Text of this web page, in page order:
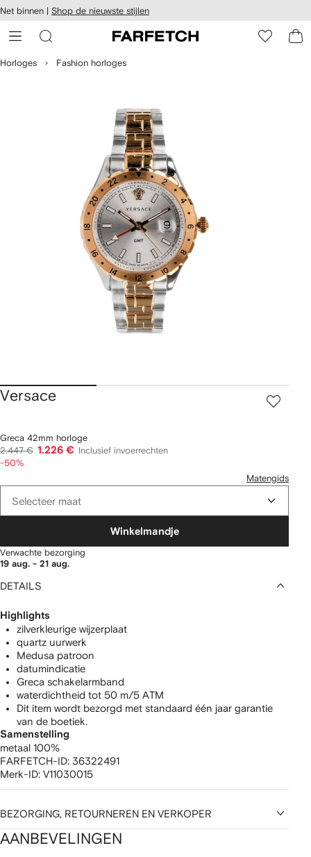
over en
naar de
Net binnen | Shop de nieuwste stijlen
Horloges Fashion horloges
Versace
Greca 42mm horloge
2.447 € 1.226 €
Inclusief invoerrechten
-50%
Matengids
Selecteer maat
Winkelmandje
Verwachte bezorging
19 aug. - 21 aug.
DETAILS
Highlights
zilverkleurige wijzerplaat
quartz uurwerk
Medusa patroon
datumindicatie
Greca schakelarmband
waterdichtheid tot 50 m/5 ATM
Dit item wordt bezorgd met standaard één jaar garantie
van de boetiek.
Samenstelling
metaal 100%
FARFETCH-ID: 36322491
Merk-ID: V11030015
BEZORGING, RETOURNEREN EN VERKOPER
AANBEVELINGEN